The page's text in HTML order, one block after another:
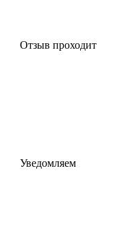
Отзыв проходит
Уведомляем